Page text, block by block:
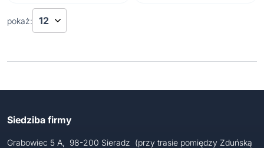
19,98 zł.
14,99 zł.
pokaż:
Siedziba firmy
Grabowiec 5 A, 98-200 Sieradz (przy trasie pomiędzy Zduńską